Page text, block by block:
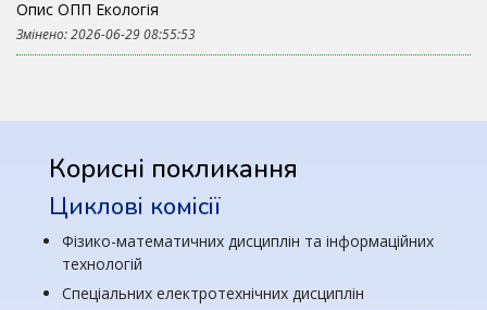
Опис ОПП Екологія
Змінено: 2026-06-29 08:55:53
Корисні покликання
Циклові комісії
Фізико-математичних дисциплін та інформаційних
технологій
Спеціальних електротехнічних дисциплін